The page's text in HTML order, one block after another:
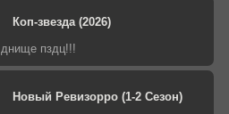
Коп-звезда (2026)
днище пздц!!!
Новый Ревизорро (1-2 Сезон)